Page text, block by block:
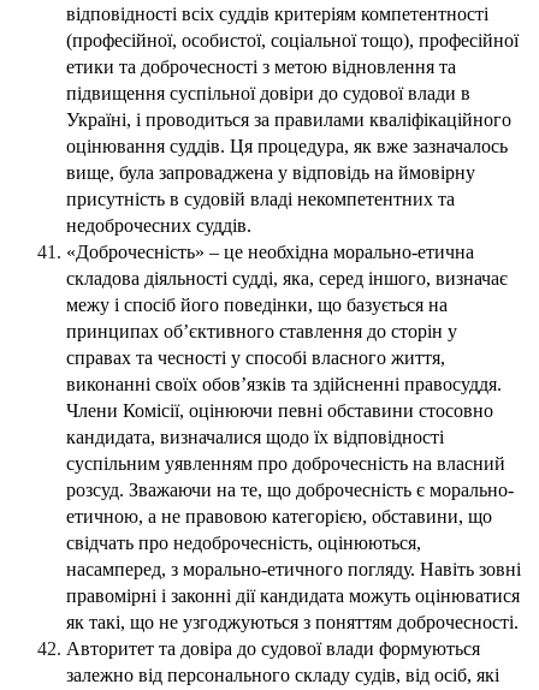
відповідності всіх суддів критеріям компетентності
(професійної, особистої, соціальної тощо), професійної
етики та доброчесності з метою відновлення та
підвищення суспільної довіри до судової влади в
Україні, і проводиться за правилами кваліфікаційного
оцінювання суддів. Ця процедура, як вже зазначалось
вище, була запроваджена у відповідь на ймовірну
присутність в судовій владі некомпетентних та
недоброчесних суддів.
«Доброчесність» – це необхідна морально-етична
складова діяльності судді, яка, серед іншого, визначає
межу і спосіб його поведінки, що базується на
принципах об’єктивного ставлення до сторін у
справах та чесності у способі власного життя,
виконанні своїх обов’язків та здійсненні правосуддя.
Члени Комісії, оцінюючи певні обставини стосовно
кандидата, визначалися щодо їх відповідності
суспільним уявленням про доброчесність на власний
розсуд. Зважаючи на те, що доброчесність є морально-
етичною, а не правовою категорією, обставини, що
свідчать про недоброчесність, оцінюються,
насамперед, з морально-етичного погляду. Навіть зовні
правомірні і законні дії кандидата можуть оцінюватися
як такі, що не узгоджуються з поняттям доброчесності.
Авторитет та довіра до судової влади формуються
залежно від персонального складу судів, від осіб, які